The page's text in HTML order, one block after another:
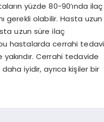
yüzde 80-90’ında ilaç
gerekli olabilir. Hasta uzun
uzun süre ilaç
hastalarda cerrahi tedavi
yakındır. Cerrahi tedavide
iyidir, ayrıca kişiler bir